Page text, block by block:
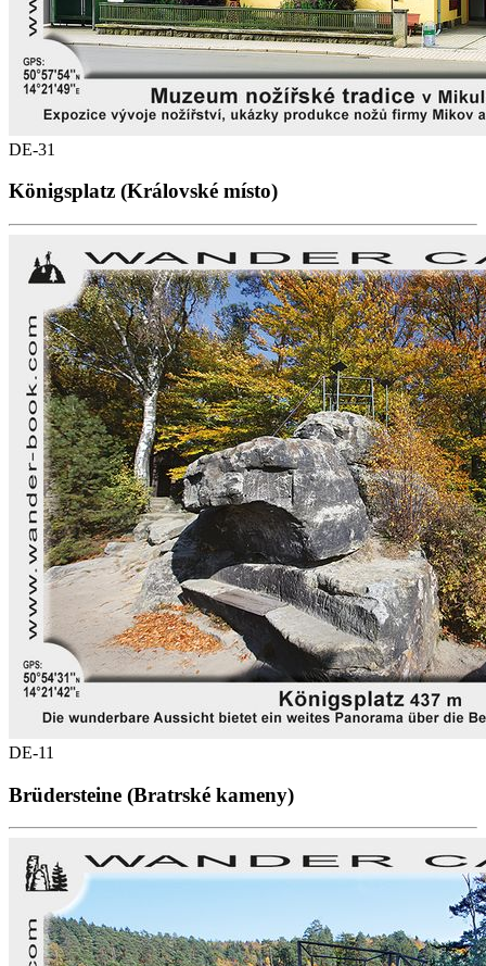
DE-31
Königsplatz (Královské místo)
DE-11
Brüdersteine (Bratrské kameny)